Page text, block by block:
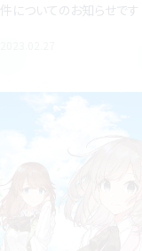
件についてのお知らせです